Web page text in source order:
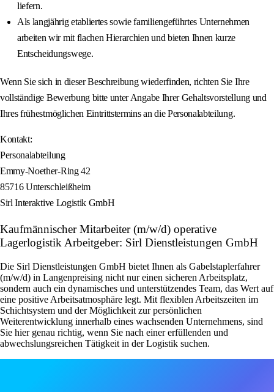
liefern.
Als langjährig etabliertes sowie familiengeführtes Unternehmen
arbeiten wir mit flachen Hierarchien und bieten Ihnen kurze
Entscheidungswege.
Wenn Sie sich in dieser Beschreibung wiederfinden, richten Sie Ihre
vollständige Bewerbung bitte unter Angabe Ihrer Gehaltsvorstellung und
Ihres frühestmöglichen Eintrittstermins an die Personalabteilung.
Kontakt:
Personalabteilung
Emmy-Noether-Ring 42
85716 Unterschleißheim
Sirl Interaktive Logistik GmbH
Kaufmännischer Mitarbeiter (m/w/d) operative
Lagerlogistik Arbeitgeber: Sirl Dienstleistungen GmbH
Die Sirl Dienstleistungen GmbH bietet Ihnen als Gabelstaplerfahrer
(m/w/d) in Langenpreising nicht nur einen sicheren Arbeitsplatz,
sondern auch ein dynamisches und unterstützendes Team, das Wert auf
eine positive Arbeitsatmosphäre legt. Mit flexiblen Arbeitszeiten im
Schichtsystem und der Möglichkeit zur persönlichen
Weiterentwicklung innerhalb eines wachsenden Unternehmens, sind
Sie hier genau richtig, wenn Sie nach einer erfüllenden und
abwechslungsreichen Tätigkeit in der Logistik suchen.